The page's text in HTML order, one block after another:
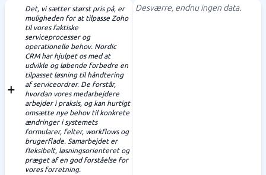
Det, vi sætter størst pris på, er
muligheden for at tilpasse Zoho
til vores faktiske
serviceprocesser og
operationelle behov. Nordic
CRM har hjulpet os med at
udvikle og løbende forbedre en
tilpasset løsning til håndtering
af serviceordrer. De forstår,
hvordan vores medarbejdere
arbejder i praksis, og kan hurtigt
omsætte nye behov til konkrete
ændringer i systemets
formularer, felter, workflows og
brugerflade. Samarbejdet er
fleksibelt, løsningsorienteret og
præget af en god forståelse for
vores forretning.
Desværre, endnu ingen data.